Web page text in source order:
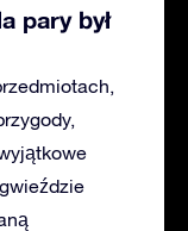
pary był